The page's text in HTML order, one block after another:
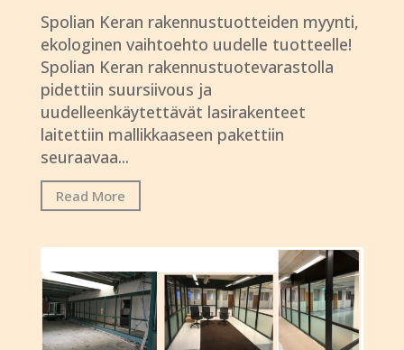
Spolian Keran rakennustuotteiden myynti,
ekologinen vaihtoehto uudelle tuotteelle!
Spolian Keran rakennustuotevarastolla
pidettiin suursiivous ja
uudelleenkäytettävät lasirakenteet
laitettiin mallikkaaseen pakettiin
seuraavaa...
Read More